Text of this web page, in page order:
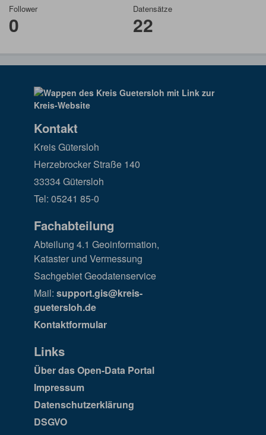
Follower
0
Datensätze
22
Kontakt
Kreis Gütersloh
Herzebrocker Straße 140
33334 Gütersloh
Tel: 05241 85-0
Fachabteilung
Abteilung 4.1 Geoinformation,
Kataster und Vermessung
Sachgebiet Geodatenservice
Mail: support.gis@kreis-
guetersloh.de
Kontaktformular
Links
Über das Open-Data Portal
Impressum
Datenschutzerklärung
DSGVO